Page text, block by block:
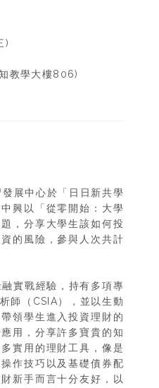
)
教學大樓806)
展中心於「日日新共學
興以「從零開始：大學
，分享大學生該如何投
的風險，參與人次共計
實戰經驗，持有多項專
師（CSIA），並以生動
領學生進入投資理財的
用，分享許多寶貴的知
實用的理財工具，像是
作技巧以及基礎債券配
新手而言十分友好，以